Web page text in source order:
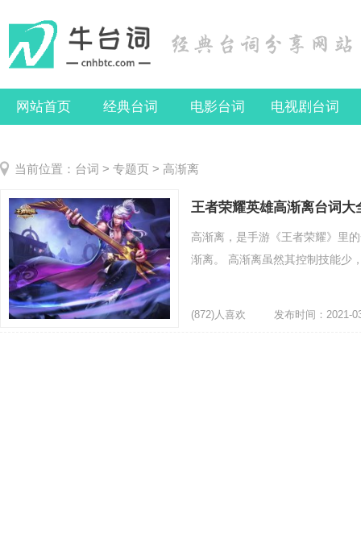
网站首页 经典台词 电影台词 电视剧台词
当前位置： 台词 > 专题页 > 高渐离
王者荣耀英雄高渐离台词大
高渐离，是手游《王者荣耀》里
渐离。 高渐离虽然其控制技能少
(872)人喜欢 发布时间：2021-